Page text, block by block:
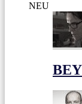
NEU